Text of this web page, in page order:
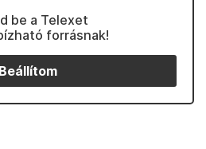
be a Telexet
forrásnak!
Beállítom